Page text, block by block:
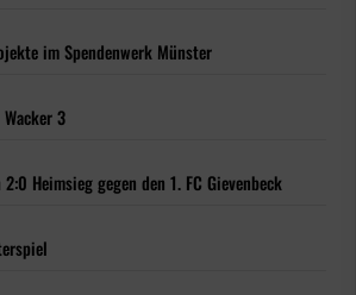
im Spendenwerk Münster
3
Heimsieg gegen den 1. FC Gievenbeck